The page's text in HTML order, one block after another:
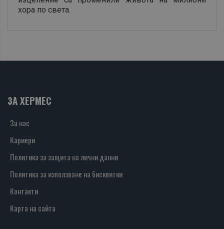
хора по света.
ЗА ХЕРМЕС
За нас
Кариери
Политика за защита на лични данни
Политика за използване на бисквитки
Контакти
Карта на сайта